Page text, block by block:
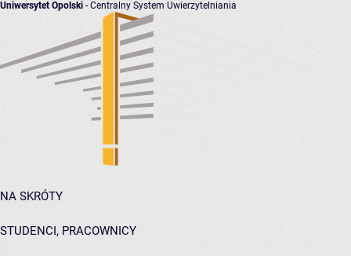
Uniwersytet Opolski - Centralny System Uwierzytelniania
NA SKRÓTY
STUDENCI, PRACOWNICY